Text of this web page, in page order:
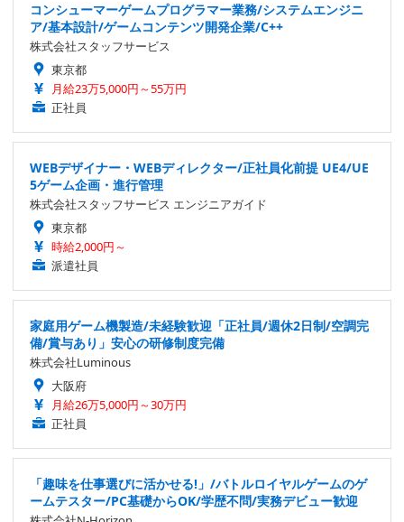
コンシューマーゲームプログラマー業務/システムエンジニ
ア/基本設計/ゲームコンテンツ開発企業/C++
株式会社スタッフサービス
東京都
月給23万5,000円～55万円
正社員
WEBデザイナー・WEBディレクター/正社員化前提 UE4/UE
5ゲーム企画・進行管理
株式会社スタッフサービス エンジニアガイド
東京都
時給2,000円～
派遣社員
家庭用ゲーム機製造/未経験歓迎「正社員/週休2日制/空調完
備/賞与あり」安心の研修制度完備
株式会社Luminous
大阪府
月給26万5,000円～30万円
正社員
「趣味を仕事選びに活かせる!」/バトルロイヤルゲームのゲ
ームテスター/PC基礎からOK/学歴不問/実務デビュー歓迎